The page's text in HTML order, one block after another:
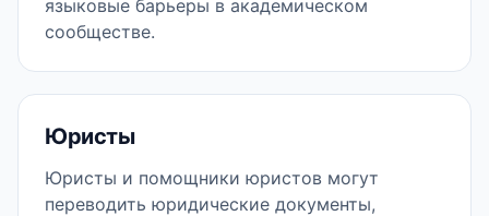
языковые барьеры в академическом
сообществе.
Юристы
Юристы и помощники юристов могут
переводить юридические документы,